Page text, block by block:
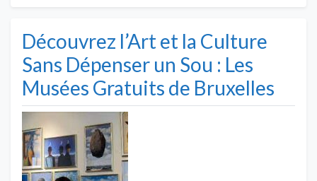
Découvrez l’Art et la Culture
Sans Dépenser un Sou : Les
Musées Gratuits de Bruxelles